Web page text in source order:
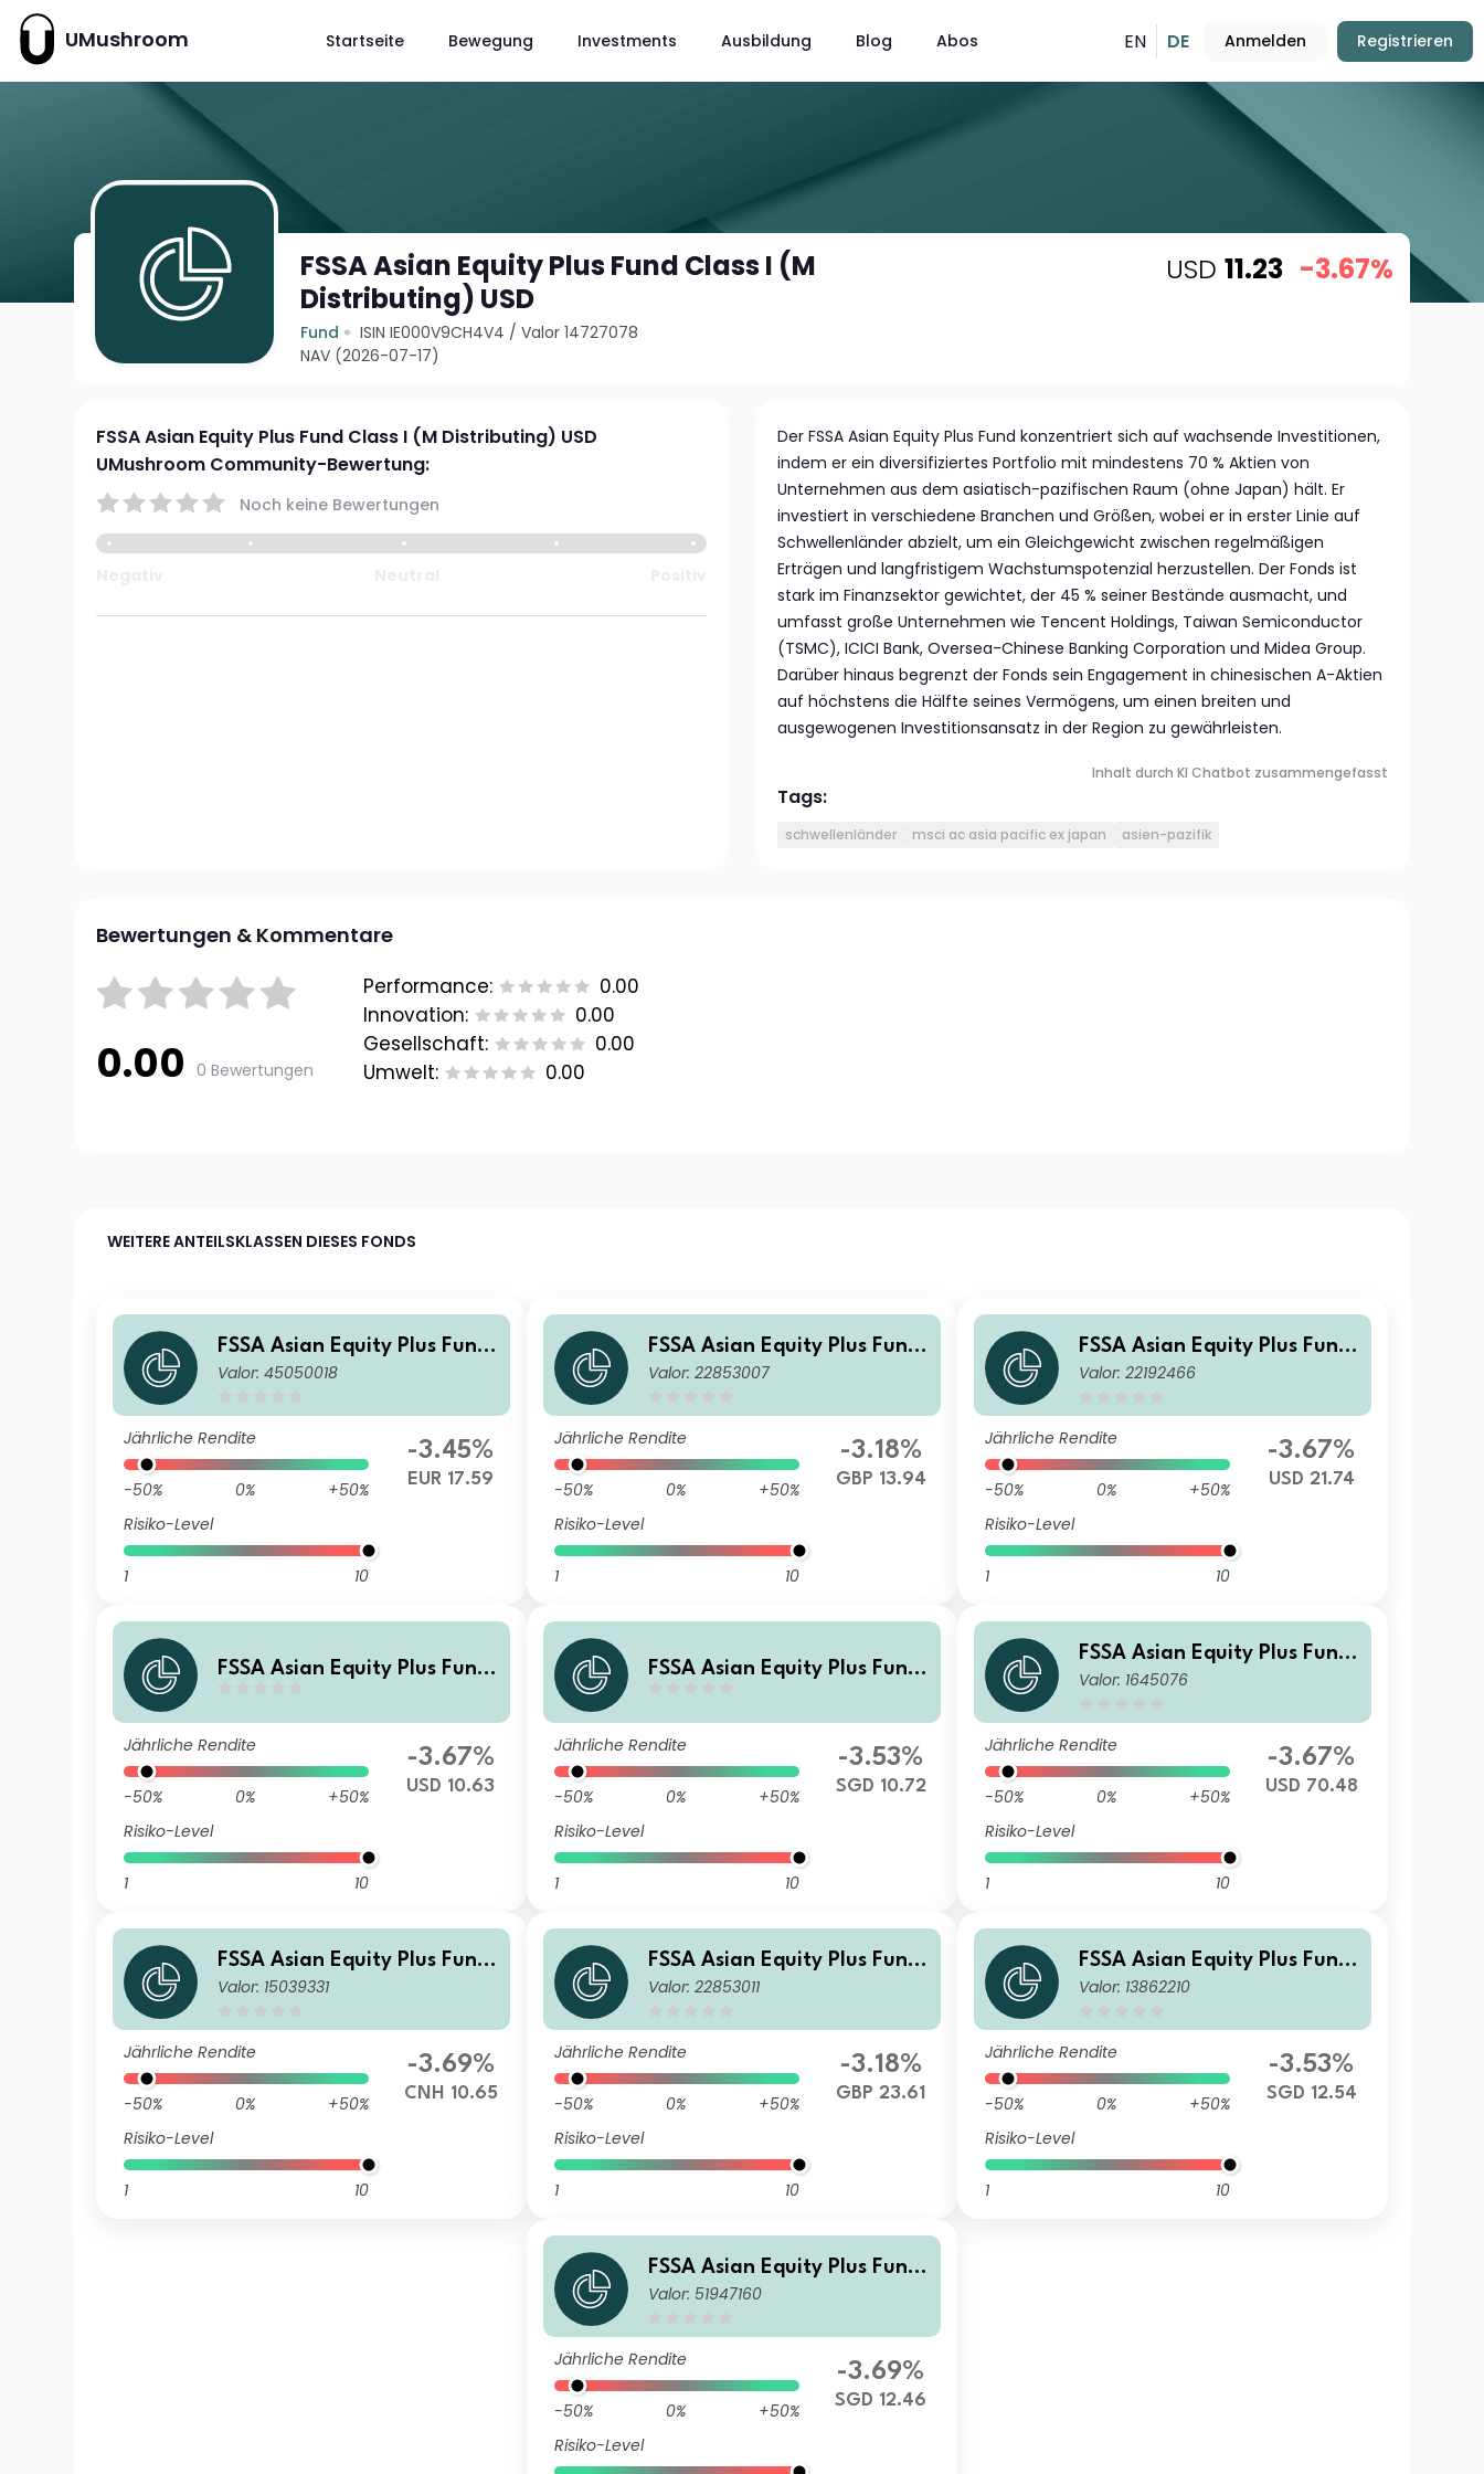
UMushroom Startseite Bewegung Investments Ausbildung Blog Abos EN DE Anmelden Registrieren
FSSA Asian Equity Plus Fund Class I (M
Distributing) USD
Fund ISIN IE000V9CH4V4 /Valor 14727078
NAV (2026-07-17)
USD 11.23 -3.67%
FSSA Asian Equity Plus Fund Class I (M Distributing) USD
UMushroom Community-Bewertung:
Noch keine Bewertungen
Der FSSA Asian Equity Plus Fund konzentriert sich auf wachsende Investitionen,
indem er ein diversifiziertes Portfolio mit mindestens 70 % Aktien von
Unternehmen aus dem asiatisch-pazifischen Raum (ohne Japan) hält. Er
investiert in verschiedene Branchen und Größen, wobei er in erster Linie auf
Schwellenländer abzielt, um ein Gleichgewicht zwischen regelmäßigen
Erträgen und langfristigem Wachstumspotenzial herzustellen. Der Fonds ist
stark im Finanzsektor gewichtet, der 45 % seiner Bestände ausmacht, und
umfasst große Unternehmen wie Tencent Holdings, Taiwan Semiconductor
(TSMC), ICICI Bank, Oversea-Chinese Banking Corporation und Midea Group.
Darüber hinaus begrenzt der Fonds sein Engagement in chinesischen A-Aktien
auf höchstens die Hälfte seines Vermögens, um einen breiten und
ausgewogenen Investitionsansatz in der Region zu gewährleisten.
Inhalt durch KI Chatbot zusammengefasst
Tags:
schwellenländer msci ac asia pacific ex japan asien-pazifik
Bewertungen & Kommentare
0.00 0 Bewertungen
Performance:
0.00
Innovation:
0.00
Gesellschaft:
0.00
Umwelt:
0.00
WEITERE ANTEILSKLASSEN DIESES FONDS
FSSA Asian Equity Plus Fund
Class VI (Accumulation) EUR
Valor: 45050018
Jährliche Rendite
-50% 0%
+50%
Risiko-Level
1 10
-3.45%
EUR 17.59
FSSA Asian Equity Plus Fund
Class III (Accumulation) GBP
Valor: 22853007
Jährliche Rendite
-50% 0%
+50%
Risiko-Level
1 10
-3.18%
GBP 13.94
FSSA Asian Equity Plus Fund
Class III (Distributing) USD
Valor: 22192466
Jährliche Rendite
-50% 0%
+50%
Risiko-Level
1 10
-3.67%
USD 21.74
FSSA Asian Equity Plus Fund
Jährliche Rendite
-50% 0%
+50%
Risiko-Level
1 10
-3.67%
USD 10.63
FSSA Asian Equity Plus Fund
Jährliche Rendite
-50% 0%
+50%
Risiko-Level
1 10
-3.53%
SGD 10.72
FSSA Asian Equity Plus Fund
Class I (Distributing) USD
Valor: 1645076
Jährliche Rendite
-50% 0%
+50%
Risiko-Level
1 10
-3.67%
USD 70.48
FSSA Asian Equity Plus Fund
Class I Hedged N (M Distribu
Valor: 15039331
Jährliche Rendite
-50% 0%
+50%
Risiko-Level
1 10
-3.69%
CNH 10.65
FSSA Asian Equity Plus Fund
Class III (Distributing) GBP
Valor: 22853011
Jährliche Rendite
-50% 0%
+50%
Risiko-Level
1 10
-3.18%
GBP 23.61
FSSA Asian Equity Plus Fund
Class III (Accumulation) SGD
Valor: 13862210
Jährliche Rendite
-50% 0%
+50%
Risiko-Level
1 10
-3.53%
SGD 12.54
FSSA Asian Equity Plus Fund
Class I Hedged N (Accumulat
Valor: 51947160
Jährliche Rendite
-50% 0%
+50%
Risiko-Level
-3.69%
SGD 12.46